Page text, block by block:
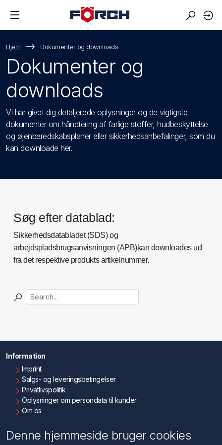
Hjem Dokumenter og downloads
Dokumenter og
downloads
Vi har givet dig detaljerede oplysninger og de vigtigste
dokumenter om håndtering af farlige stoffer, hudbeskyttelse
og øjenberedskabsplaner eller sikkerhedsanbefalinger, som du
kan downloade her.
Søg efter datablad:
Sikkerhedsdatabladet (SDS) og
arbejdspladsbrugsanvisningen (APB)kan downloades ud
fra det respektive produkts artikelnummer.
Information
Imprint
Salgs- og leveringsbetingelser
Privatlivspolitik
Oplysninger om persondata til kunder
Om os
Denne hjemmeside bruger cookies